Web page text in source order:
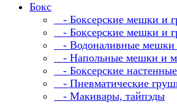
Бокс
- Боксерские мешки и
- Боксерские мешки и
- Водоналивные мешки
- Напольные мешки и
- Боксерские
- Пневматические
- Макивары, тайпэды